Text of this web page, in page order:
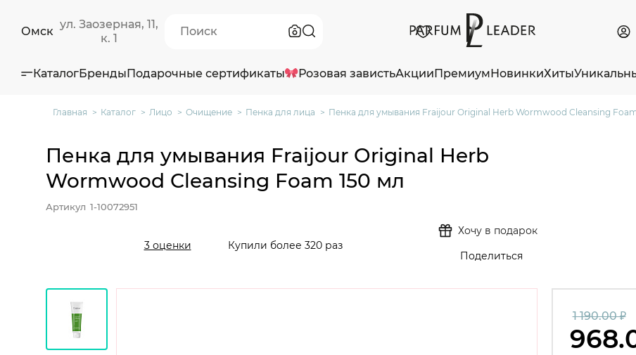
Омск
ул. Заозерная, 11,
к. 1
КаталогБрендыПодарочные сертификаты Розовая завистьАкцииПремиумНовинкиХиты
Главная Каталог Лицо Очищение Пенка для лица Пенка для умывания Fraijour Original Herb Wormwood Cleansing
Пенка для умывания Fraijour Original Herb
Wormwood Cleansing Foam 150 мл
Артикул 1-10072951
3 оценки Купили более 320 раз
Хочу в подарок
Поделиться
1 190.00 ₽